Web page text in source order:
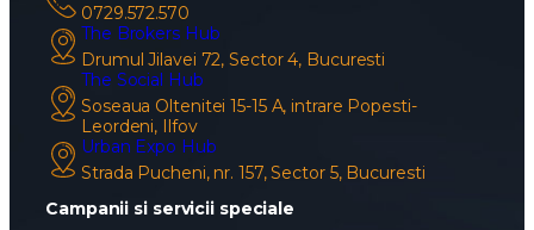
0729.572.570
The Brokers Hub
Drumul Jilavei 72, Sector 4, Bucuresti
The Social Hub
Soseaua Oltenitei 15-15 A, intrare Popesti-
Leordeni, Ilfov
Urban Expo Hub
Strada Pucheni, nr. 157, Sector 5, Bucuresti
Campanii si servicii speciale